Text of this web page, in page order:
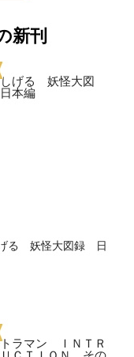
新刊
る 妖怪大図録 日